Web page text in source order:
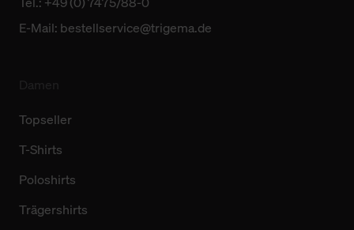
E-Mail: bestellservice@trigema.de
Topseller
T-Shirts
Poloshirts
Trägershirts